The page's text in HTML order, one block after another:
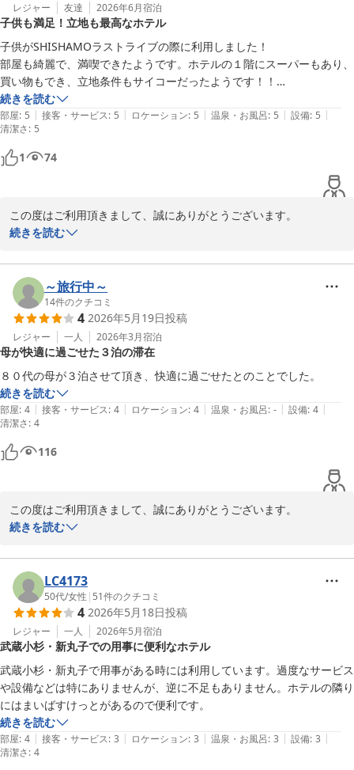
川崎グリーンプラザホテル
レジャー 友達 2026年6月宿泊
子供も満足！立地も最高なホテル
子供がSHISHAMOラストライブの際に利用しました！
部屋も綺麗で、満喫できたようです。ホテルの１階にスーパーもあり、
買い物もでき、立地条件もサイコーだったようです！！
続きを読む
部屋: 5 | 接客・サービス: 5 | ロケーション: 5 | 温泉・お風呂: 5 | 設備: 5 |
清潔さ: 5
1 74
この度はご利用頂きまして、誠にありがとうございます。
ご宿泊におきましてお子様にご満足いただけたようで嬉しく思いま
設備面やサービス面等、お客様が快適に過ごして頂けるよう日々努
力して参りたいと思っております。
川崎グリーンプラザホテル
2026-06-25
続きを読む
～旅行中～
14件のクチコミ
4 2026年5月19日投稿
レジャー 一人 2026年3月宿泊
母が快適に過ごせた３泊の滞在
８０代の母が３泊させて頂き、快適に過ごせたとのことでした。
続きを読む
部屋: 4 | 接客・サービス: 4 | ロケーション: 4 | 温泉・お風呂: - | 設備: 4 |
清潔さ: 4
116
この度はご利用頂きまして、誠にありがとうございます。
お母さまが快適に過ごせたとの事、嬉しく思います。
力して参りたいと思っております。
川崎グリーンプラザホテル
2026-06-05
続きを読む
LC4173
50代/女性 | 51件のクチコミ
4 2026年5月18日投稿
レジャー 一人 2026年5月宿泊
武蔵小杉・新丸子での用事に便利なホテル
武蔵小杉・新丸子で用事がある時には利用しています。過度なサービス
や設備などは特にありませんが、逆に不足もありません。ホテルの隣り
にはまいばすけっとがあるので便利です。
続きを読む
部屋: 4 | 接客・サービス: 3 | ロケーション: 3 | 温泉・お風呂: 3 | 設備: 3 |
清潔さ: 4